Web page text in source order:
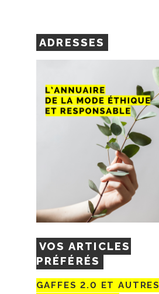
ADRESSES
VOS ARTICLES
PRÉFÉRÉS
GAFFES 2.0 ET AUTRES